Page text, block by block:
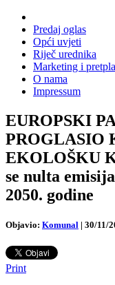
Predaj oglas
Opći uvjeti
Riječ urednika
Marketing i
O nama
Impressum
EUROPSKI
PROGLASIO
EKOLOŠKU
se nulta
2050. godine
Objavio: Komunal | 30/11/
Print